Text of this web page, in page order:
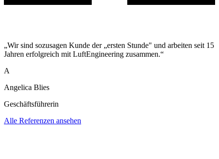
„Wir sind sozusagen Kunde der „ersten Stunde" und arbeiten seit 15
Jahren erfolgreich mit LuftEngineering zusammen.“
A
Angelica Blies
Geschäftsführerin
Alle Referenzen ansehen